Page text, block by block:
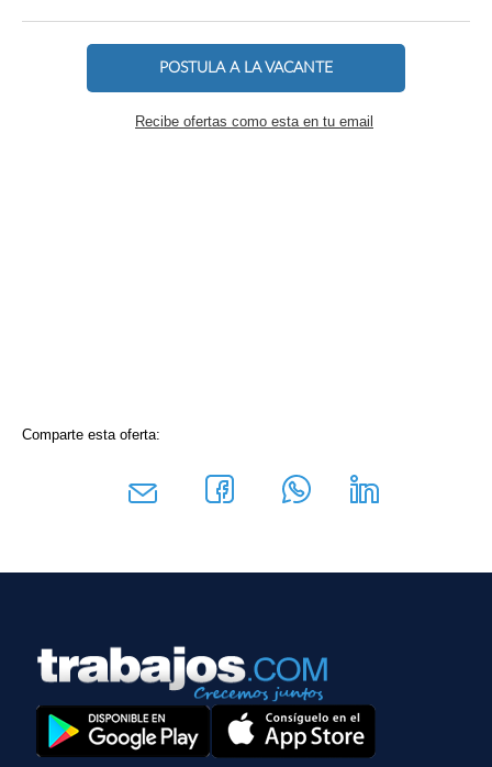
POSTULA A LA VACANTE
Recibe ofertas como esta en tu email
Comparte esta oferta: